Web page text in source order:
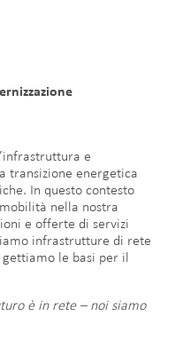
e
transizione energetica
In questo contesto
nella nostra
e offerte di servizi
infrastrutture di rete
le basi per il
è in rete – noi siamo